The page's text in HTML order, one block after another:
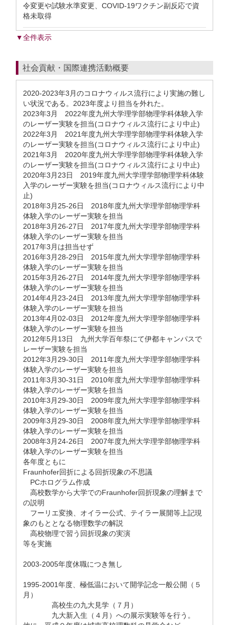
令変更や試験水準変更、COVID-19ワクチン副反応で資
格未取得
▼全件表示
社会貢献・国際連携活動概要
2020-2023年3月のコロナウィルス流行により実施の難し
い状況である。2023年度より担当を外れた。
2023年3月 2022年度九州大学理学部物理学科体験入学
のレーザー実験を担当(コロナウィルス流行により中止)
2022年3月 2021年度九州大学理学部物理学科体験入学
のレーザー実験を担当(コロナウィルス流行により中止)
2021年3月 2020年度九州大学理学部物理学科体験入学
のレーザー実験を担当(コロナウィルス流行により中止)
2020年3月23日 2019年度九州大学理学部物理学科体験
入学のレーザー実験を担当(コロナウィルス流行により中
止)
2018年3月25-26日 2018年度九州大学理学部物理学科
体験入学のレーザー実験を担当
2018年3月26-27日 2017年度九州大学理学部物理学科
体験入学のレーザー実験を担当
2017年3月は担当せず
2016年3月28-29日 2015年度九州大学理学部物理学科
体験入学のレーザー実験を担当
2015年3月26-27日 2014年度九州大学理学部物理学科
体験入学のレーザー実験を担当
2014年4月23-24日 2013年度九州大学理学部物理学科
体験入学のレーザー実験を担当
2013年4月02-03日 2012年度九州大学理学部物理学科
体験入学のレーザー実験を担当
2012年5月13日 九州大学百年祭にて伊都キャンパスで
レーザー実験を担当
2012年3月29-30日 2011年度九州大学理学部物理学科
体験入学のレーザー実験を担当
2011年3月30-31日 2010年度九州大学理学部物理学科
体験入学のレーザー実験を担当
2010年3月29-30日 2009年度九州大学理学部物理学科
体験入学のレーザー実験を担当
2009年3月29-30日 2008年度九州大学理学部物理学科
体験入学のレーザー実験を担当
2008年3月24-26日 2007年度九州大学理学部物理学科
体験入学のレーザー実験を担当
各年度ともに
Fraunhofer回折による回折現象の不思議
PCホログラム作成
高校数学から大学でのFraunhofer回折現象の理解まで
の説明
フーリエ変換、オイラー公式、テイラー展開等上記現
象のもととなる物理数学の解説
高校物理で習う回折現象の実演
等を実施
2003-2005年度休職につき無し
1995-2001年度、極低温において開学記念一般公開（５
月）
高校生の九大見学（７月）
九大新入生（４月）への展示実験等を行う。